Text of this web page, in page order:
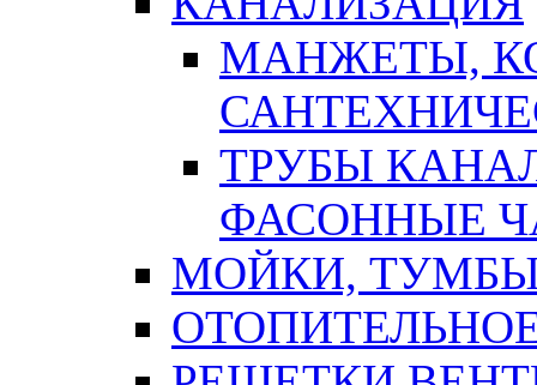
МАНЖЕТЫ,
ТРУБЫ
ФАСОННЫЕ
МОЙКИ,